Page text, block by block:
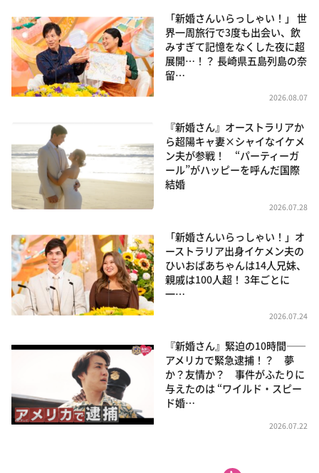
「新婚さんいらっしゃい！」 世
界一周旅行で3度も出会い、飲
みすぎて記憶をなくした夜に超
展開…！？ 長崎県五島列島の奈
留…
2026.08.07
『新婚さん』オーストラリアか
ら超陽キャ妻×シャイなイケメ
ン夫が参戦！ “パーティーガ
ール”がハッピーを呼んだ国際
結婚
2026.07.28
「新婚さんいらっしゃい！」オ
ーストラリア出身イケメン夫の
ひいおばあちゃんは14人兄妹、
親戚は100人超！ 3年ごとに
一…
2026.07.24
『新婚さん』緊迫の10時間――
アメリカで緊急逮捕！？ 夢
か？友情か？ 事件がふたりに
与えたのは “ワイルド・スピー
ド婚…
2026.07.22